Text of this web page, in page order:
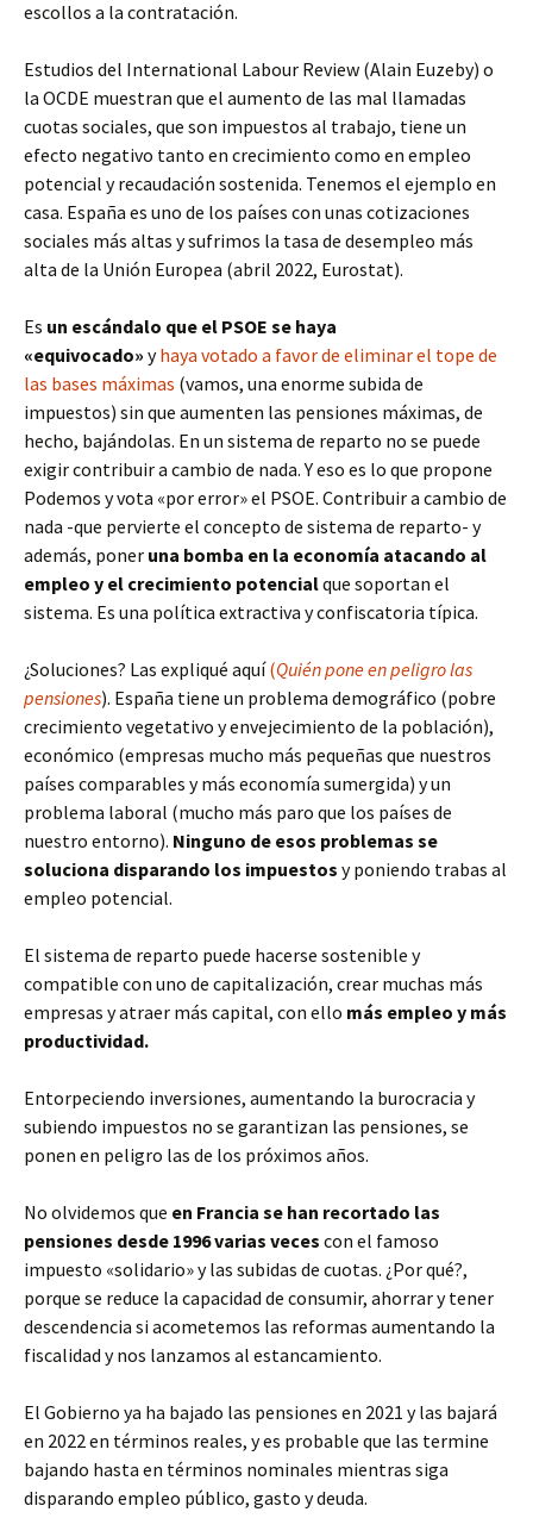
escollos a la contratación.
Estudios del International Labour Review (Alain Euzeby) o
la OCDE muestran que el aumento de las mal llamadas
cuotas sociales, que son impuestos al trabajo, tiene un
efecto negativo tanto en crecimiento como en empleo
potencial y recaudación sostenida. Tenemos el ejemplo en
casa. España es uno de los países con unas cotizaciones
sociales más altas y sufrimos la tasa de desempleo más
alta de la Unión Europea (abril 2022, Eurostat).
Es un escándalo que el PSOE se haya
«equivocado» yhaya votado a favor de eliminar el tope de
las bases máximas (vamos, una enorme subida de
impuestos) sin que aumenten las pensiones máximas, de
hecho, bajándolas. En un sistema de reparto no se puede
exigir contribuir a cambio de nada. Y eso es lo que propone
Podemos y vota «por error» el PSOE. Contribuir a cambio de
nada -que pervierte el concepto de sistema de reparto- y
además, poner una bomba en la economía atacando al
empleo y el crecimiento potencialque soportan el
sistema. Es una política extractiva y confiscatoria típica.
¿Soluciones? Las expliqué aquí(Quién pone en peligro las
pensiones). España tiene un problema demográfico (pobre
crecimiento vegetativo y envejecimiento de la población),
económico (empresas mucho más pequeñas que nuestros
países comparables y más economía sumergida) y un
problema laboral (mucho más paro que los países de
nuestro entorno). Ninguno de esos problemas se
soluciona disparando los impuestos y poniendo trabas al
empleo potencial.
El sistema de reparto puede hacerse sostenible y
compatible con uno de capitalización, crear muchas más
empresas y atraer más capital, con ello más empleo y más
productividad.
Entorpeciendo inversiones, aumentando la burocracia y
subiendo impuestos no se garantizan las pensiones, se
ponen en peligro las de los próximos años.
No olvidemos que en Francia se han recortado las
pensiones desde 1996 varias veces con el famoso
impuesto «solidario» y las subidas de cuotas. ¿Por qué?,
porque se reduce la capacidad de consumir, ahorrar y tener
descendencia si acometemos las reformas aumentando la
fiscalidad y nos lanzamos al estancamiento.
El Gobierno ya ha bajado las pensiones en 2021 y las bajará
en 2022 en términos reales, y es probable que las termine
bajando hasta en términos nominales mientras siga
disparando empleo público, gasto y deuda.